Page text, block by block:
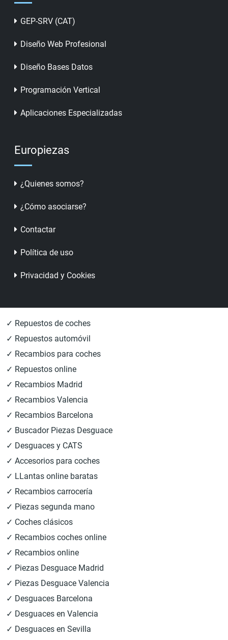
GEP-SRV (CAT)
Diseño Web Profesional
Diseño Bases Datos
Programación Vertical
Aplicaciones Especializadas
Europiezas
¿Quienes somos?
¿Cómo asociarse?
Contactar
Política de uso
Privacidad y Cookies
✓ Repuestos de coches
✓ Repuestos automóvil
✓ Recambios para coches
✓ Repuestos online
✓ Recambios Madrid
✓ Recambios Valencia
✓ Recambios Barcelona
✓ Buscador Piezas Desguace
✓ Desguaces y CATS
✓ Accesorios para coches
✓ LLantas online baratas
✓ Recambios carrocería
✓ Piezas segunda mano
✓ Coches clásicos
✓ Recambios coches online
✓ Recambios online
✓ Piezas Desguace Madrid
✓ Piezas Desguace Valencia
✓ Desguaces Barcelona
✓ Desguaces en Valencia
✓ Desguaces en Sevilla